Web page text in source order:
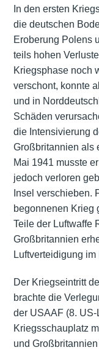
In den ersten
die deutschen
Eroberung Polens
teils hohen
Kriegsphase noch
verschont, konnte
und in
Schäden
die Intensivierung
Großbritannien als
Mai 1941 musste
jedoch verloren
Insel verschieben.
begonnenen Krieg
Teile der Luftwaffe
Großbritannien
Luftverteidigung
Der Kriegseintritt
brachte die
der USAAF (8.
Kriegsschauplatz
und